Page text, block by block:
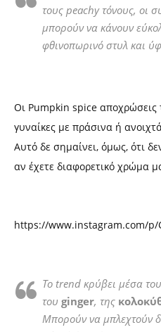
τους peachy τόνους, οι
μπορούν να κάνουν
φθινοπωρινό στυλ και
Οι Pumpkin spice αποχρώσεις
γυναίκες με πράσινα ή
Αυτό δε σημαίνει, όμως, ότι
αν έχετε διαφορετικό χρώμα
https://www.instagram.com/p/
Το trend κρύβει μέσα
του ginger, της
Μπορούν να μπλεχτούν